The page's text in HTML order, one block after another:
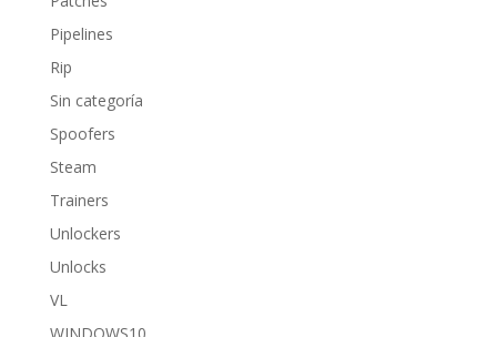
Pipelines
Rip
Sin categoría
Spoofers
Steam
Trainers
Unlockers
Unlocks
VL